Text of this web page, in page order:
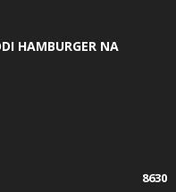
HAMBURGER NA
8630